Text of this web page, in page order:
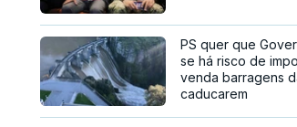
PS quer que
se há risco de
venda barragens
caducarem